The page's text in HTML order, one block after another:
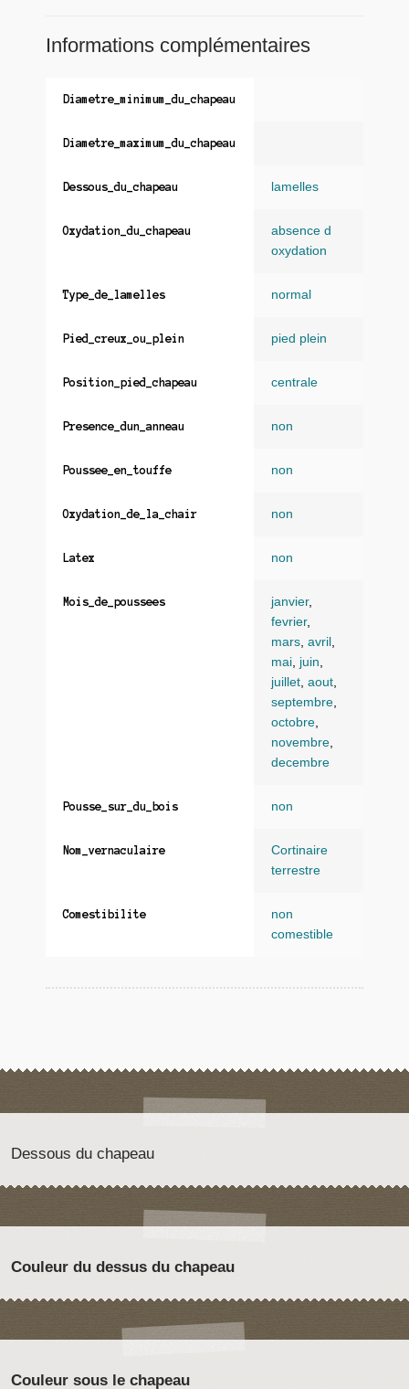
Informations complémentaires
Diametre_minimum_du_chapeau
Diametre_maximum_du_chapeau
Dessous_du_chapeau lamelles
Oxydation_du_chapeau
absence d
oxydation
Type_de_lamelles normal
Pied_creux_ou_plein pied plein
Position_pied_chapeau centrale
Presence_dun_anneau non
Poussee_en_touffe non
Oxydation_de_la_chair non
Latex non
Mois_de_poussees janvier,
fevrier,
mars, avril ,
mai, juin,
juillet, aout,
septembre,
octobre,
novembre,
decembre
Pousse_sur_du_bois non
Nom_vernaculaire
Cortinaire
terrestre
Comestibilite
non
comestible
Dessous du chapeau
Couleur du dessus du chapeau
Couleur sous le chapeau